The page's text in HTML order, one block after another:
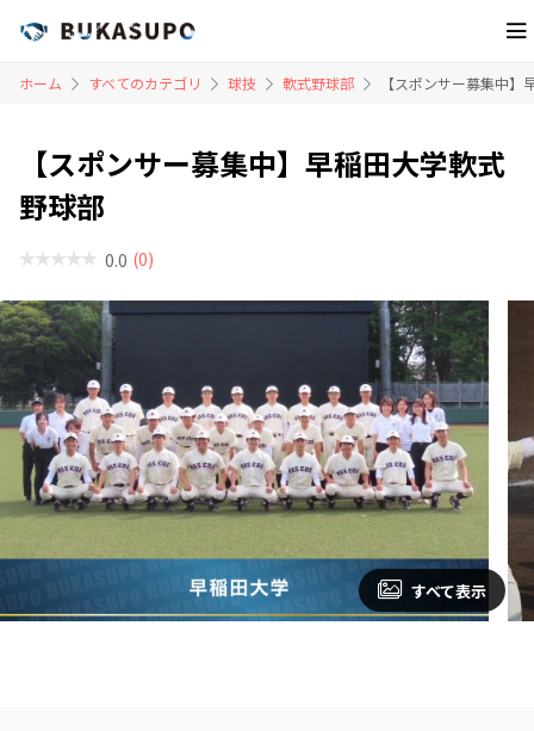
ホーム すべてのカテゴリ 球技 軟式野球部 【スポンサー募集中
【スポンサー募集中】早稲田大学軟式
野球部
0.0 (0)
すべて表示